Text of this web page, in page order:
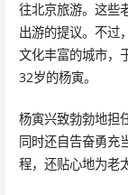
往北京旅游。这些
出游的提议。不过
文化丰富的城市，
32岁的杨寅。
杨寅兴致勃勃地担
同时还自告奋勇充
程，还贴心地为老